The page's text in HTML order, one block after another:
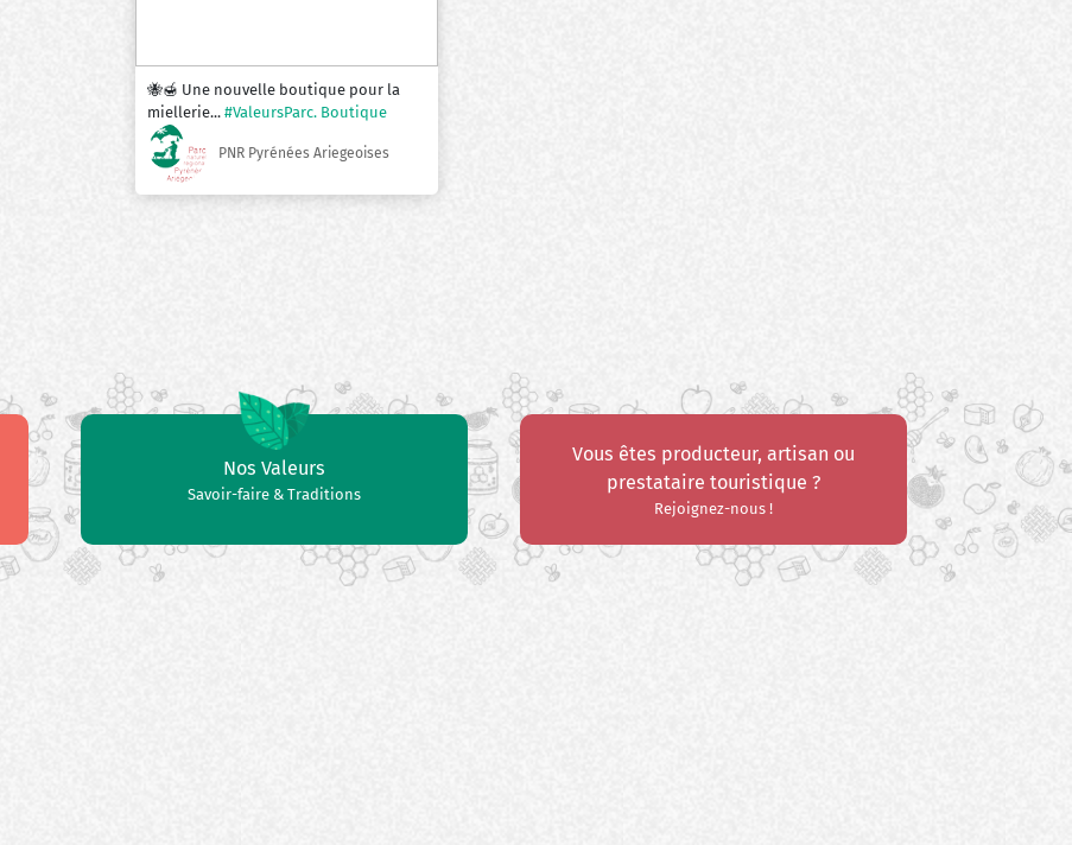
🐝🍯 Une nouvelle boutique pour la
miellerie... #ValeursParc. Boutique
PNR Pyrénées Ariegeoises
Nos Valeurs
Savoir-faire & Traditions
Vous êtes producteur, artisan ou
prestataire touristique ?
Rejoignez-nous !